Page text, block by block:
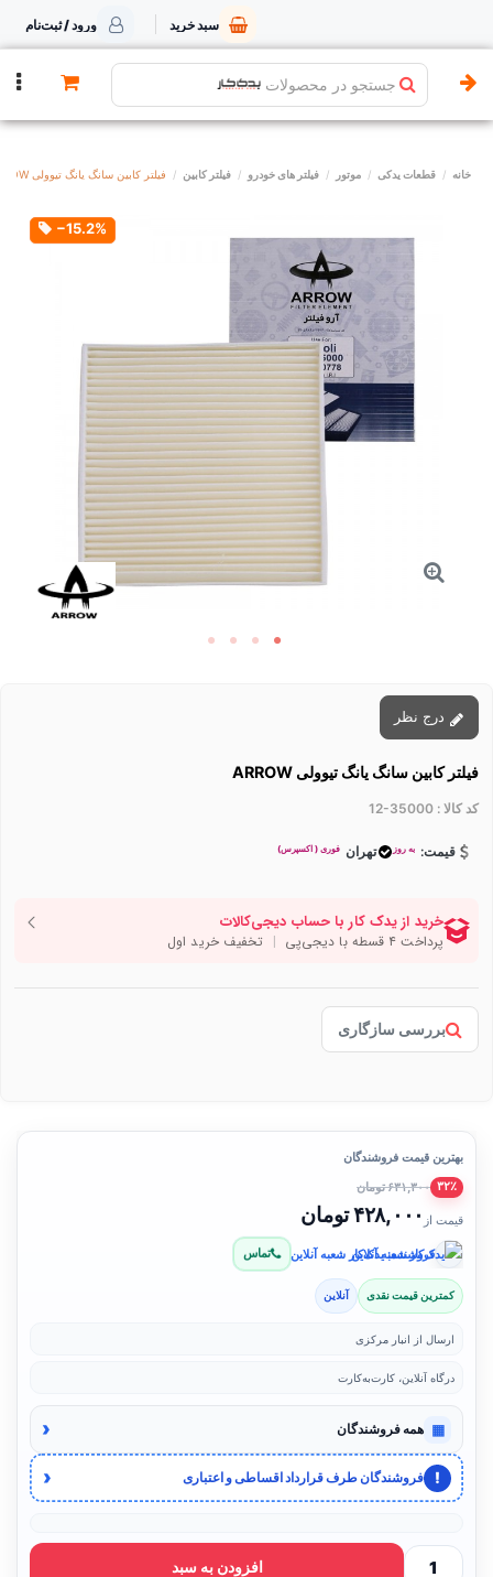
سبد خرید ورود / ثبت‌نام
جستجو در محصولات
خانه قطعات یدکی موتور فیلتر های خودرو فیلتر کابین فیلتر کابین سانگ یانگ تیوولی ARROW
‎−15.2%
فیلتر کابین سانگ یانگ تیوولی ARROW
کد کالا : 12-35000
قیمت: به روز تهران فوری ( اکسپرس)
بررسی سازگاری
بهترین قیمت فروشندگان
۳۲٪ ۶۳۱,۳۰۰ تومان
قیمت از ۴۲۸,۰۰۰ تومان
فروشنده: یدک‌کار شعبه آنلاین تماس
کمترین قیمت نقدی آنلاین
ارسال از انبار مرکزی
درگاه آنلاین، کارت‌به‌کارت
▦ همه فروشندگان ‹
! فروشندگان طرف قرارداد اقساطی و اعتباری ‹
افزودن به سبد